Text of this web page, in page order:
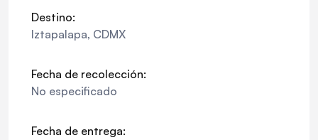
Destino:
Iztapalapa, CDMX
Fecha de recolección:
No especificado
Fecha de entrega: